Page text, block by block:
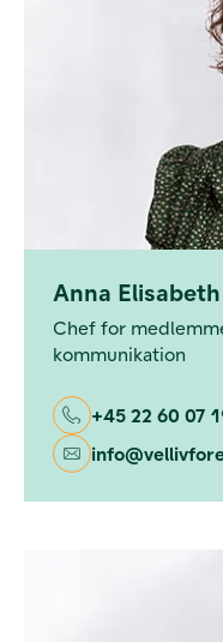
Anna
Chef for
kommunikation
+45 22 60 07